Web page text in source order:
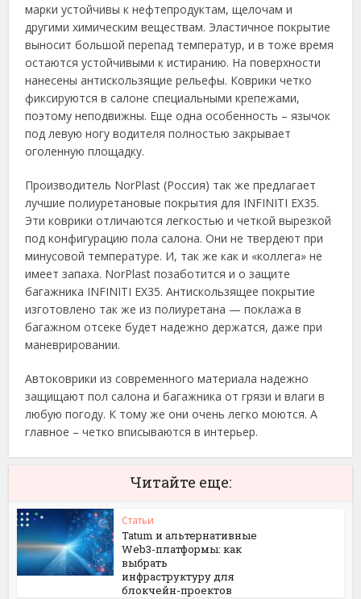
марки устойчивы к нефтепродуктам, щелочам и
другими химическим веществам. Эластичное покрытие
выносит большой перепад температур, и в тоже время
остаются устойчивыми к истиранию. На поверхности
нанесены антискользящие рельефы. Коврики четко
фиксируются в салоне специальными крепежами,
поэтому неподвижны. Еще одна особенность – язычок
под левую ногу водителя полностью закрывает
оголенную площадку.
Производитель NorPlast (Россия) так же предлагает
лучшие полиуретановые покрытия для INFINITI EX35.
Эти коврики отличаются легкостью и четкой вырезкой
под конфигурацию пола салона. Они не твердеют при
минусовой температуре. И, так же как и «коллега» не
имеет запаха. NorPlast позаботится и о защите
багажника INFINITI EX35. Антискользящее покрытие
изготовлено так же из полиуретана — поклажа в
багажном отсеке будет надежно держатся, даже при
маневрировании.
Автоковрики из современного материала надежно
защищают пол салона и багажника от грязи и влаги в
любую погоду. К тому же они очень легко моются. А
главное – четко вписываются в интерьер.
Читайте еще:
Статьи
Tatum и альтернативные
Web3-платформы: как
выбрать
инфраструктуру для
блокчейн-проектов